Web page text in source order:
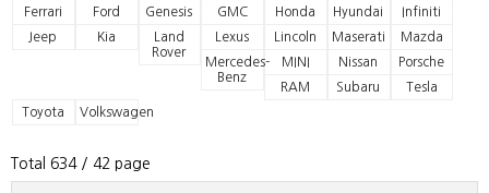
Ferrari
Ford Genesis GMC Honda Hyundai
Infiniti
Jeep
Kia
Land
Rover
Lexus Lincoln Maserati
Mazda
Mercedes-
Benz
MINI Nissan
Porsche
RAM
Subaru
Tesla
Toyota
Volkswagen
Total 634/ 42 page